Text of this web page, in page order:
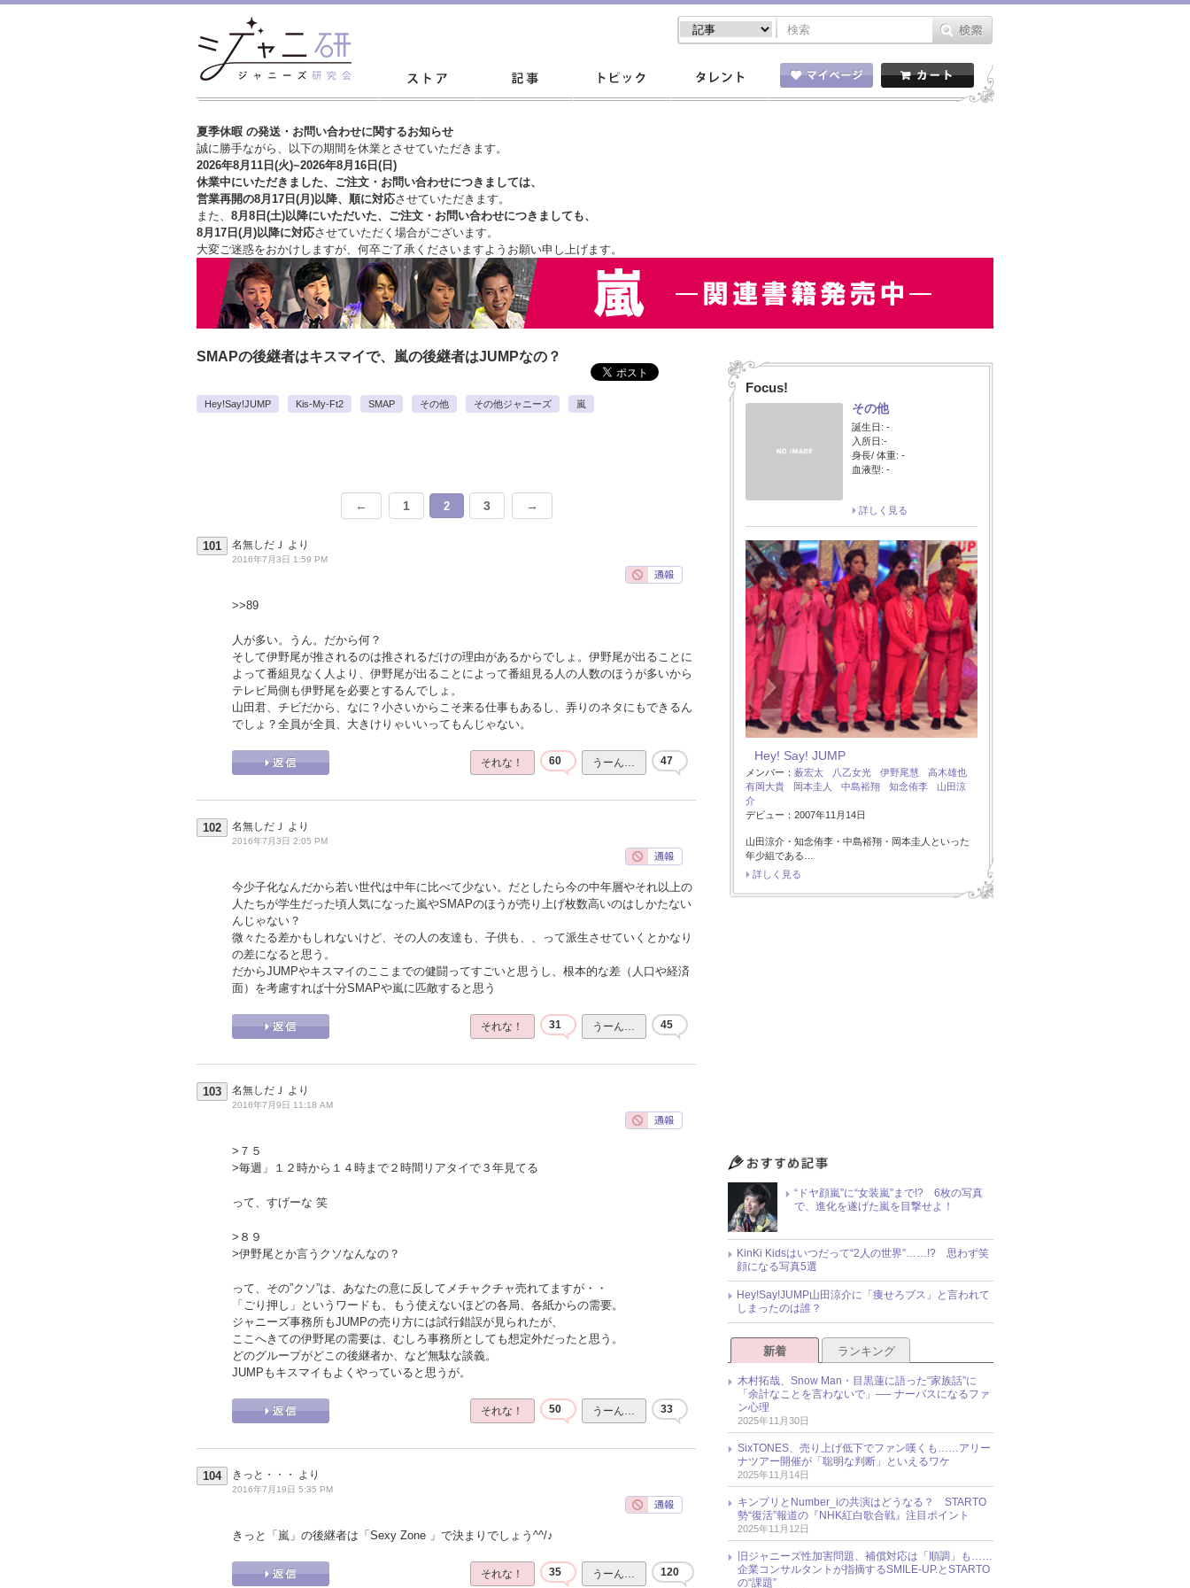
夏季休暇 の発送・お問い合わせに関するお知らせ
誠に勝手ながら、以下の期間を休業とさせていただきます。
2026年8月11日(火)~2026年8月16日(日)
休業中にいただきました、ご注文・お問い合わせにつきましては、
営業再開の8月17日(月)以降、順に対応させていただきます。
また、 8月8日(土)以降にいただいた、ご注文・ お問い合わせにつきましても、
8月17日(月)以降に対応させていただく場合がございます。
大変ご迷惑をおかけしますが、 何卒ご了承くださいますようお願い申し上げます。
SMAPの後継者はキスマイで、嵐の後継者はJUMPなの？
Hey!Say!JUMP Kis-My-Ft2 SMAP その他 その他ジャニーズ 嵐
← 1 2 3 →
101 名無しだＪ より
2016年7月3日 1:59 PM
>>89
人が多い。うん。だから何？
そして伊野尾が推されるのは推されるだけの理由があるからでしょ。伊野尾が出ることに
よって番組見なく人より、伊野尾が出ることによって番組見る人の人数のほうが多いから
テレビ局側も伊野尾を必要とするんでしょ。
山田君、チビだから、なに？小さいからこそ来る仕事もあるし、弄りのネタにもできるん
でしょ？全員が全員、大きけりゃいいってもんじゃない。
それな！ 60 うーん… 47
102 名無しだＪ より
2016年7月3日 2:05 PM
今少子化なんだから若い世代は中年に比べて少ない。だとしたら今の中年層やそれ以上の
人たちが学生だった頃人気になった嵐やSMAPのほうが売り上げ枚数高いのはしかたない
んじゃない？
微々たる差かもしれないけど、その人の友達も、子供も、、って派生させていくとかなり
の差になると思う。
だからJUMPやキスマイのここまでの健闘ってすごいと思うし、根本的な差（人口や経済
面）を考慮すれば十分SMAPや嵐に匹敵すると思う
それな！ 31 うーん… 45
103 名無しだＪ より
2016年7月9日 11:18 AM
>７５
>毎週」１２時から１４時まで２時間リアタイで３年見てる
って、すげーな 笑
>８９
>伊野尾とか言うクソなんなの？
って、その”クソ”は、あなたの意に反してメチャクチャ売れてますが・・
「ごり押し」というワードも、もう使えないほどの各局、各紙からの需要。
ジャニーズ事務所もJUMPの売り方には試行錯誤が見られたが、
ここへきての伊野尾の需要は、むしろ事務所としても想定外だったと思う。
どのグループがどこの後継者か、など無駄な談義。
JUMPもキスマイもよくやっていると思うが。
それな！ 50 うーん… 33
104 きっと・・・ より
2016年7月19日 5:35 PM
きっと「嵐」の後継者は「Sexy Zone 」で決まりでしょう^^/♪
それな！ 35 うーん… 120
Focus!
その他
誕生日: -
入所日:-
身長/ 体重: -
血液型: -
詳しく見る
Hey! Say! JUMP
メンバー： 薮宏太 八乙女光 伊野尾慧
高木雄也
有岡大貴
岡本圭人 中島裕翔 知念侑李
山田涼
介
デビュー：2007年11月14日
山田涼介・知念侑李・中島裕翔・岡本圭人といった
年少組である…
詳しく見る
“ドヤ顔嵐”に“女装嵐”まで!? 6枚の写真
で、進化を遂げた嵐を目撃せよ！
KinKi Kidsはいつだって“2人の世界”……!? 思わず笑
顔になる写真5選
Hey!Say!JUMP山田涼介に「痩せろブス」と言われて
しまったのは誰？
新着 ランキング
木村拓哉、Snow Man・目黒蓮に語った“家族話”に
「余計なことを言わないで」── ナーバスになるファ
ン心理
2025年11月30日
SixTONES、売り上げ低下でファン嘆くも……アリー
ナツアー開催が「聡明な判断」といえるワケ
2025年11月14日
キンプリとNumber_iの共演はどうなる？ STARTO
勢“復活”報道の『NHK紅白歌合戦』注目ポイント
2025年11月12日
旧ジャニーズ性加害問題、補償対応は「順調」も……
企業コンサルタントが指摘するSMILE-UP.とSTARTO
の“課題”